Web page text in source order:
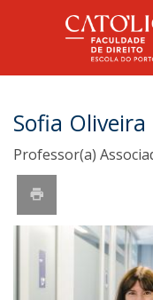
Sofia Oliveira
Professor(a)